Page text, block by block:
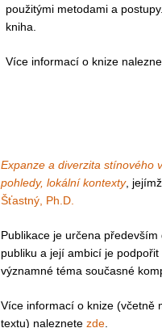
použitými metodami a
kniha.
Více informací o knize
Expanze a diverzita stínového
pohledy, lokální kontexty,
Šťastný, Ph.D.
Publikace je určena
publiku a její ambicí je
významné téma současné
Více informací o knize (včetně
textu) naleznete zde.